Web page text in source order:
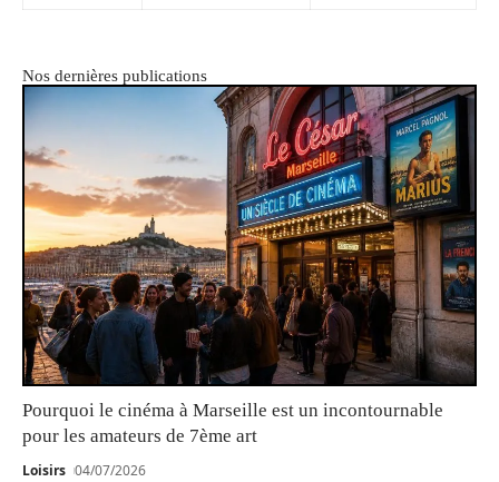
Nos dernières publications
Pourquoi le cinéma à Marseille est un incontournable
pour les amateurs de 7ème art
Loisirs 04/07/2026